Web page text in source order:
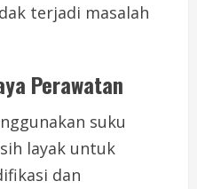
terjadi masalah
Perawatan
suku
layak untuk
dan